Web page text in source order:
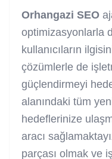
Orhangazi SEO
optimizasyonlarla
kullanıcıların
çözümlerle de
güçlendirmeyi
alanındaki tüm
hedeflerinize
aracı
parçası olmak ve